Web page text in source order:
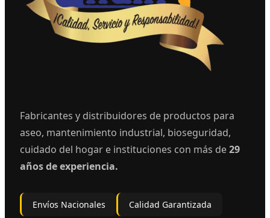
Fabricantes y distribuidores de productos para
aseo, mantenimiento industrial, bioseguridad,
cuidado del hogar e instituciones con más de29
años de experiencia.
Envíos Nacionales Calidad Garantizada